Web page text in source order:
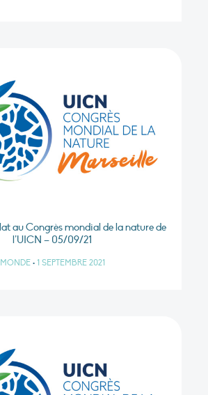
au Congrès mondial de la nature de
l’UICN – 05/09/21
MONDE • 1 SEPTEMBRE 2021